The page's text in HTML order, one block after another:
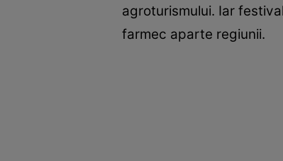
agroturismului. Iar
farmec aparte regiunii.